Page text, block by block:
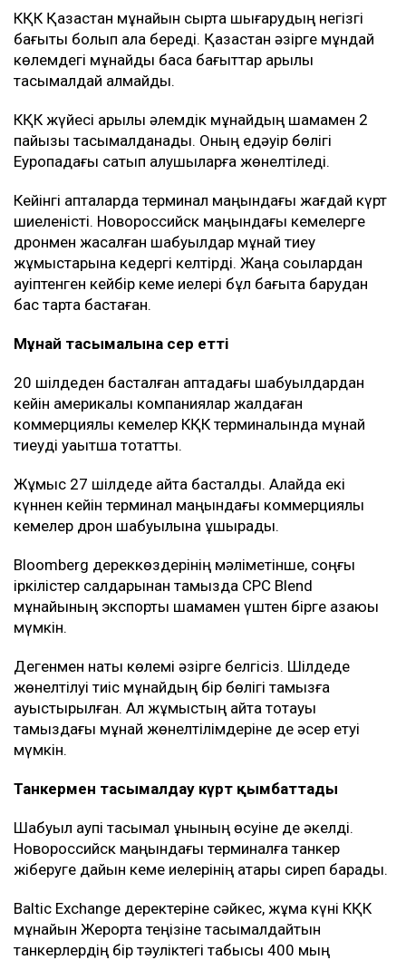
КҚК Қазақстан мұнайын сыртқа шығарудың негізгі
бағыты болып қала береді. Қазақстан әзірге мұндай
көлемдегі мұнайды басқа бағыттар арқылы
тасымалдай алмайды.
КҚК жүйесі арқылы әлемдік мұнайдың шамамен 2
пайызы тасымалданады. Оның едәуір бөлігі
Еуропадағы сатып алушыларға жөнелтіледі.
Кейінгі апталарда терминал маңындағы жағдай күрт
шиеленісті. Новороссийск маңындағы кемелерге
дронмен жасалған шабуылдар мұнай тиеу
жұмыстарына кедергі келтірді. Жаңа соққылардан
қауіптенген кейбір кеме иелері бұл бағытқа барудан
бас тарта бастаған.
Мұнай тасымалына әсер етті
20 шілдеден басталған аптадағы шабуылдардан
кейін америкалық компаниялар жалдаған
коммерциялық кемелер КҚК терминалында мұнай
тиеуді уақытша тоқтатты.
Жұмыс 27 шілдеде қайта басталды. Алайда екі
күннен кейін терминал маңындағы коммерциялық
кемелер дрон шабуылына ұшырады.
Bloomberg дереккөздерінің мәліметінше, соңғы
іркілістер салдарынан тамызда CPC Blend
мұнайының экспорты шамамен үштен бірге азаюы
мүмкін.
Дегенмен нақты көлемі әзірге белгісіз. Шілдеде
жөнелтілуі тиіс мұнайдың бір бөлігі тамызға
ауыстырылған. Ал жұмыстың қайта тоқтауы
тамыздағы мұнай жөнелтілімдеріне де әсер етуі
мүмкін.
Танкермен тасымалдау күрт қымбаттады
Шабуыл қаупі тасымал құнының өсуіне де әкелді.
Новороссийск маңындағы терминалға танкер
жіберуге дайын кеме иелерінің қатары сиреп барады.
Baltic Exchange деректеріне сәйкес, жұма күні КҚК
мұнайын Жерорта теңізіне тасымалдайтын
танкерлердің бір тәуліктегі табысы 400 мың